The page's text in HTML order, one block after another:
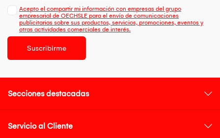
Acepto el compartir mi información con empresas del grupo
empresarial de OECHSLE para el envío de comunicaciones
publicitarias sobre sus productos, servicios, promociones, eventos y
otras actividades comerciales de interés.
Suscribirme
Secciones destacadas
Servicio al Cliente